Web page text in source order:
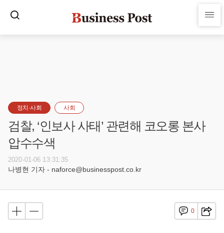
정치·사회 사회
검찰, ‘인보사 사태’ 관련해 코오롱 본사
압수수색
2020-01-06 13:31:35
나병현 기자 - naforce@businesspost.co.kr
0